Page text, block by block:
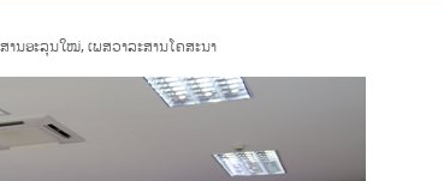
ານອະລຸນໃໝ່,ເພສວາລະສານໂຄສະນາ